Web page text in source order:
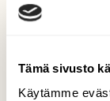
Tämä sivusto
Käytämme